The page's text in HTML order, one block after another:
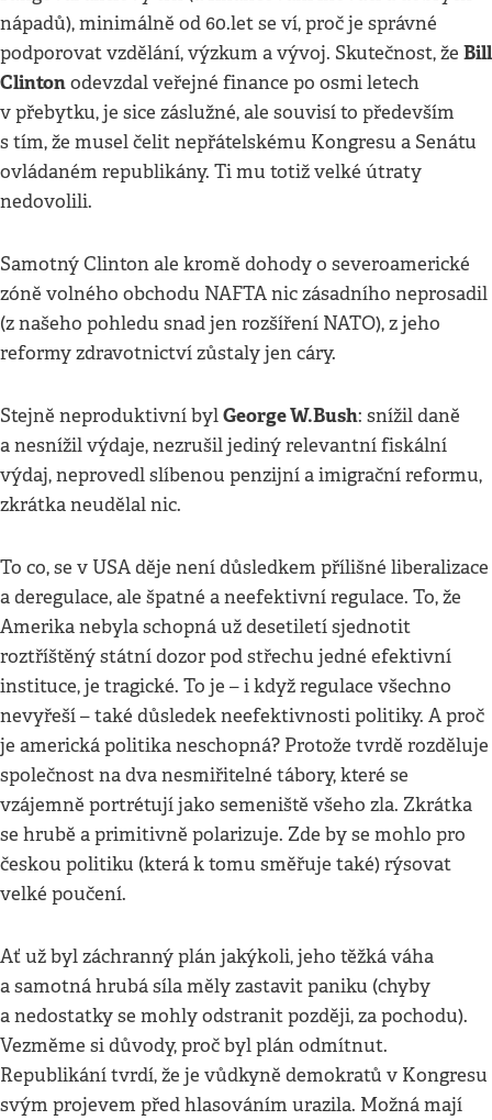
nápadů), minimálně od 60.let se ví, proč je správné
podporovat vzdělání, výzkum a vývoj. Skutečnost, že Bill
Clintonodevzdal veřejné finance po osmi letech
v přebytku, je sice záslužné, ale souvisí to především
s tím, že musel čelit nepřátelskému Kongresu a Senátu
ovládaném republikány. Ti mu totiž velké útraty
nedovolili.
Samotný Clinton ale kromě dohody o severoamerické
zóně volného obchodu NAFTA nic zásadního neprosadil
(z našeho pohledu snad jen rozšíření NATO), z jeho
reformy zdravotnictví zůstaly jen cáry.
Stejně neproduktivní bylGeorge W.Bush: snížil daně
a nesnížil výdaje, nezrušil jediný relevantní fiskální
výdaj, neprovedl slíbenou penzijní a imigrační reformu,
zkrátka neudělal nic.
To co, se v USA děje není důsledkem přílišné liberalizace
a deregulace, ale špatné a neefektivní regulace. To, že
Amerika nebyla schopná už desetiletí sjednotit
roztříštěný státní dozor pod střechu jedné efektivní
instituce, je tragické. To je – i když regulace všechno
nevyřeší – také důsledek neefektivnosti politiky. A proč
je americká politika neschopná? Protože tvrdě rozděluje
společnost na dva nesmiřitelné tábory, které se
vzájemně portrétují jako semeniště všeho zla. Zkrátka
se hrubě a primitivně polarizuje. Zde by se mohlo pro
českou politiku (která k tomu směřuje také) rýsovat
velké poučení.
Ať už byl záchranný plán jakýkoli, jeho těžká váha
a samotná hrubá síla měly zastavit paniku (chyby
a nedostatky se mohly odstranit později, za pochodu).
Vezměme si důvody, proč byl plán odmítnut.
Republikání tvrdí, že je vůdkyně demokratů v Kongresu
svým projevem před hlasováním urazila. Možná mají